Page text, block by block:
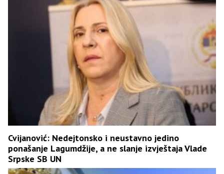
Cvijanović: Nedejtonsko i neustavno jedino
ponašanje Lagumdžije, a ne slanje izvještaja Vlade
Srpske SB UN